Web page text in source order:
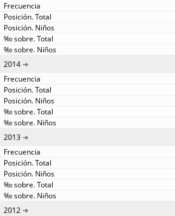
2014
2013
2012